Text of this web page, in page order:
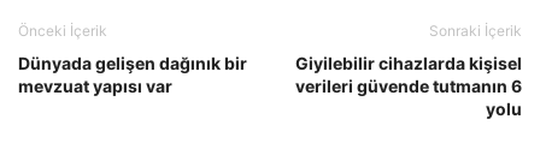
Önceki İçerik
Dünyada gelişen dağınık bir
mevzuat yapısı var
Sonraki İçerik
Giyilebilir cihazlarda kişisel
verileri güvende tutmanın 6
yolu